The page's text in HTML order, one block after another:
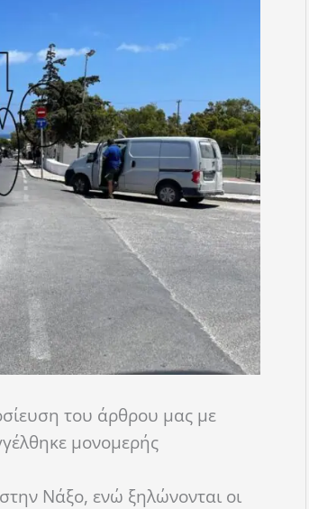
του άρθρου μας με
μονομερής
Νάξο, ενώ ξηλώνονται οι